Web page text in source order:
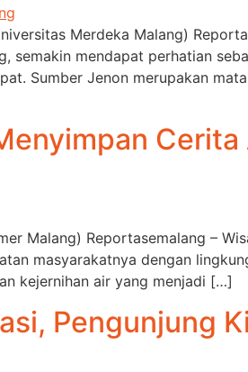
Merdeka Malang)
semakin mendapat perhatian
Sumber Jenon merupakan
Cerita
Malang) Reportasemalang –
masyarakatnya dengan
kejernihan air yang menjadi […]
Pengunjung